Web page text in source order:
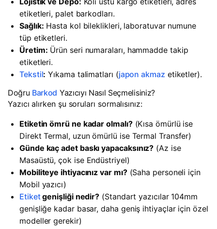
etiketleri, palet barkodları.
Sağlık: Hasta kol bileklikleri, laboratuvar numune
tüp etiketleri.
Üretim: Ürün seri numaraları, hammadde takip
etiketleri.
Tekstil: Yıkama talimatları (japon akmaz etiketler).
Doğru Barkod Yazıcıyı Nasıl Seçmelisiniz?
Yazıcı alırken şu soruları sormalısınız:
Etiketin ömrü ne kadar olmalı?(Kısa ömürlü ise
Direkt Termal, uzun ömürlü ise Termal Transfer)
Günde kaç adet baskı yapacaksınız? (Az ise
Masaüstü, çok ise Endüstriyel)
Mobiliteye ihtiyacınız var mı?(Saha personeli için
Mobil yazıcı)
Etiketgenişliği nedir? (Standart yazıcılar 104mm
genişliğe kadar basar, daha geniş ihtiyaçlar için özel
modeller gerekir)